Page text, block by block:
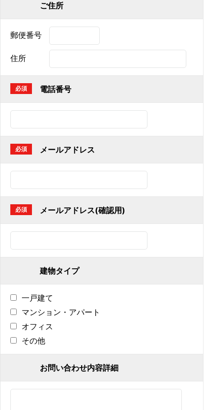
ご住所
郵便番号
住所
必須 電話番号
必須 メールアドレス
必須 メールアドレス(確認用)
建物タイプ
一戸建て
マンション・アパート
オフィス
その他
お問い合わせ内容詳細